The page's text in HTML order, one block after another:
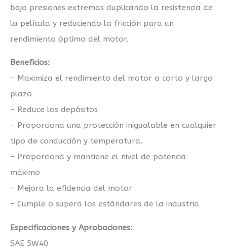
bajo presiones extremas duplicando la resistencia de
la película y reduciendo la fricción para un
rendimiento óptimo del motor.
Beneficios:
– Maximiza el rendimiento del motor a corto y largo
plazo
– Reduce los depósitos
– Proporciona una protección inigualable en cualquier
tipo de conducción y temperatura.
– Proporciona y mantiene el nivel de potencia
máximo
– Mejora la eficiencia del motor
– Cumple o supera los estándares de la industria
Especificaciones y Aprobaciones:
SAE 5W40